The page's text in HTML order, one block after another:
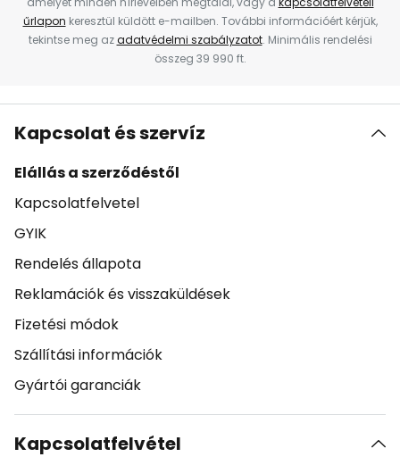
űrlapon keresztül küldött e-mailben. További információért kérjük,
tekintse meg azadatvédelmi szabályzatot. Minimális rendelési
összeg 39 990 ft.
Kapcsolat és szervíz
Elállás a szerződéstől
Kapcsolatfelvetel
GYIK
Rendelés állapota
Reklamációk és visszaküldések
Fizetési módok
Szállítási információk
Gyártói garanciák
Kapcsolatfelvétel